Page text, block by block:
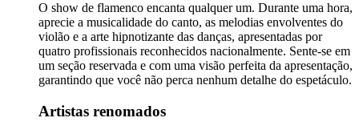
O show de flamenco encanta qualquer um. Durante uma hora,
aprecie a musicalidade do canto, as melodias envolventes do
violão e a arte hipnotizante das danças, apresentadas por
quatro profissionais reconhecidos nacionalmente. Sente-se em
um seção reservada e com uma visão perfeita da apresentação,
garantindo que você não perca nenhum detalhe do espetáculo.
Artistas renomados